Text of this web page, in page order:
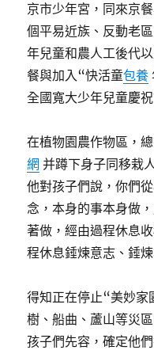
京市少年宮，同來京
個平易近族、反動老
年兒童和農人工後代
餐與加入“快活童包養
全國寬大少年兒童慶祝
在植物園農作物區，
網 并蹲下身子同移栽
他對孩子們說，你們
念，本身的事本身做
著做，經由過程休息
程休息錘煉意志、錘煉
得知正在停止“美妙家
樹、船曲、蘆山等災
孩子們先容，確定他